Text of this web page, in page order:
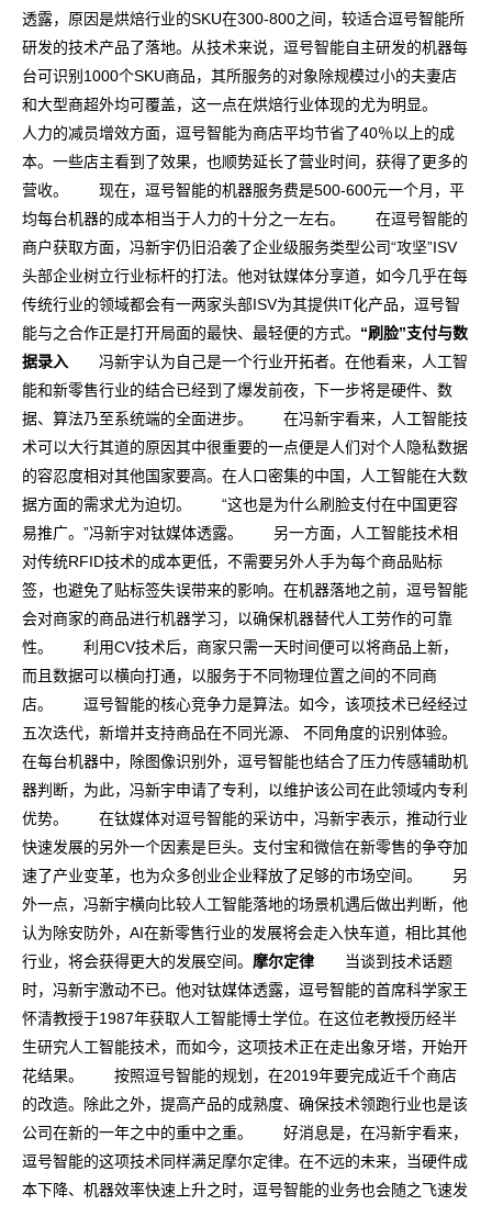
透露，原因是烘焙行业的SKU在300-800之间，较适合逗号智能所
研发的技术产品了落地。从技术来说，逗号智能自主研发的机器每
台可识别1000个SKU商品，其所服务的对象除规模过小的夫妻店
和大型商超外均可覆盖，这一点在烘焙行业体现的尤为明显。
人力的减员增效方面，逗号智能为商店平均节省了40％以上的成
本。一些店主看到了效果，也顺势延长了营业时间，获得了更多的
营收。 现在，逗号智能的机器服务费是500-600元一个月，平
均每台机器的成本相当于人力的十分之一左右。 在逗号智能的
商户获取方面，冯新宇仍旧沿袭了企业级服务类型公司“攻坚”ISV
头部企业树立行业标杆的打法。他对钛媒体分享道，如今几乎在每
传统行业的领域都会有一两家头部ISV为其提供IT化产品，逗号智
能与之合作正是打开局面的最快、最轻便的方式。 “刷脸”支付与数
据录入 冯新宇认为自己是一个行业开拓者。在他看来，人工智
能和新零售行业的结合已经到了爆发前夜，下一步将是硬件、数
据、算法乃至系统端的全面进步。 在冯新宇看来，人工智能技
术可以大行其道的原因其中很重要的一点便是人们对个人隐私数据
的容忍度相对其他国家要高。在人口密集的中国，人工智能在大数
据方面的需求尤为迫切。 “这也是为什么刷脸支付在中国更容
易推广。”冯新宇对钛媒体透露。 另一方面，人工智能技术相
对传统RFID技术的成本更低，不需要另外人手为每个商品贴标
签，也避免了贴标签失误带来的影响。在机器落地之前，逗号智能
会对商家的商品进行机器学习，以确保机器替代人工劳作的可靠
性。 利用CV技术后，商家只需一天时间便可以将商品上新，
而且数据可以横向打通，以服务于不同物理位置之间的不同商
店。 逗号智能的核心竞争力是算法。如今，该项技术已经经过
五次迭代，新增并支持商品在不同光源、 不同角度的识别体验。
在每台机器中，除图像识别外，逗号智能也结合了压力传感辅助机
器判断，为此，冯新宇申请了专利，以维护该公司在此领域内专利
优势。 在钛媒体对逗号智能的采访中，冯新宇表示，推动行业
快速发展的另外一个因素是巨头。支付宝和微信在新零售的争夺加
速了产业变革，也为众多创业企业释放了足够的市场空间。 另
外一点，冯新宇横向比较人工智能落地的场景机遇后做出判断，他
认为除安防外，AI在新零售行业的发展将会走入快车道，相比其他
行业，将会获得更大的发展空间。 摩尔定律 当谈到技术话题
时，冯新宇激动不已。他对钛媒体透露，逗号智能的首席科学家王
怀清教授于1987年获取人工智能博士学位。在这位老教授历经半
生研究人工智能技术，而如今，这项技术正在走出象牙塔，开始开
花结果。 按照逗号智能的规划，在2019年要完成近千个商店
的改造。除此之外，提高产品的成熟度、确保技术领跑行业也是该
公司在新的一年之中的重中之重。 好消息是，在冯新宇看来，
逗号智能的这项技术同样满足摩尔定律。在不远的未来，当硬件成
本下降、机器效率快速上升之时，逗号智能的业务也会随之飞速发